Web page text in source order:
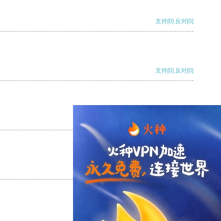
支持[0] 反对[0]
支持[0] 反对[0]
支持 [0] 反对[0]
支持[0] 反对